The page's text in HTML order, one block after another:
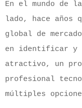
En el mundo de
lado, hace años
global de
en identificar y
atractivo, un
profesional
múltiples